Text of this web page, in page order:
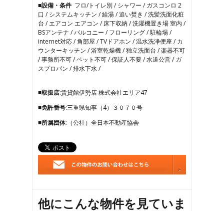
10
11
12
14
15
16
■設備・条件 フロ/トイレ別 / シャワー / ガスコンロ 2
口 / システムキッチン / 給湯 / 追い焚き / 洗髪洗面化粧
台 / エアコン エアコン / 床下収納 / 洗濯機置き場 室内 /
BSアンテナ / バルコニー / フローリング / 駐輪場 /
internet対応 / 角部屋 / TVドアホン / 温水洗浄便座 / カ
ウンターキッチン / 浴室乾燥機 / 独立洗面台 / 楽器不可
/ 事務所不可 / ペット不可 / 保証人不要 / 水道公営 / ガ
スプロパン / 排水下水 /
■取扱店:賃貸館伊勢店 株式会社エリア47
■免許番号:三重県知事（4）３０７０号
■所属団体:（公社）全日本不動産協会
他にこんな物件を見ていま